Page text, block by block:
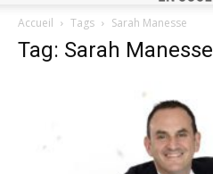
Accueil Tags Sarah Manesse
Tag: Sarah Manesse